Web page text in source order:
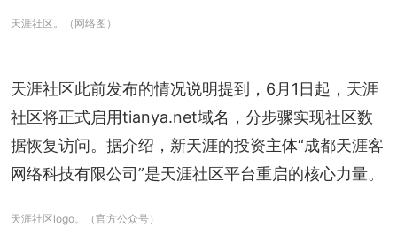
天涯社区。（网络图）
天涯社区此前发布的情况说明提到，6月1日起，天涯
社区将正式启用tianya.net域名，分步骤实现社区数
据恢复访问。据介绍，新天涯的投资主体“成都天涯客
网络科技有限公司”是天涯社区平台重启的核心力量。
天涯社区logo。（官方公众号）